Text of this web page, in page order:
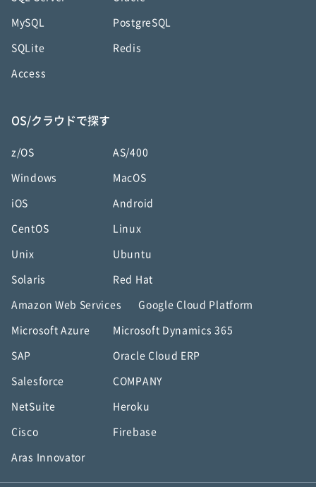
MySQL PostgreSQL
SQLite Redis
Access
OS/クラウドで探す
z/OS AS/400
Windows MacOS
iOS Android
CentOS Linux
Unix Ubuntu
Solaris Red Hat
Amazon Web Services Google Cloud Platform
Microsoft Azure Microsoft Dynamics 365
SAP Oracle Cloud ERP
Salesforce COMPANY
NetSuite Heroku
Cisco Firebase
Aras Innovator